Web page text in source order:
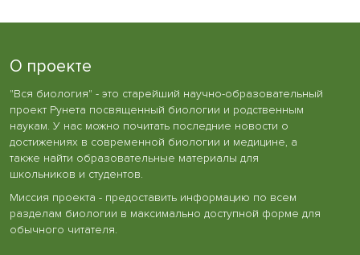
О проекте
"Вся биология" - это старейший научно-образовательный
проект Рунета посвященный биологии и родственным
наукам. У нас можно почитать последние новости о
достижениях в современной биологии и медицине, а
также найти образовательные материалы для
школьников и студентов.
Миссия проекта - предоставить информацию по всем
разделам биологии в максимально доступной форме для
обычного читателя.